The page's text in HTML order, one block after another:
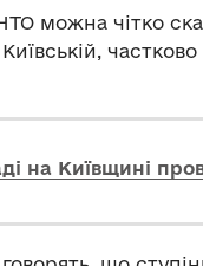
можна чітко
Київській,
на Київщині